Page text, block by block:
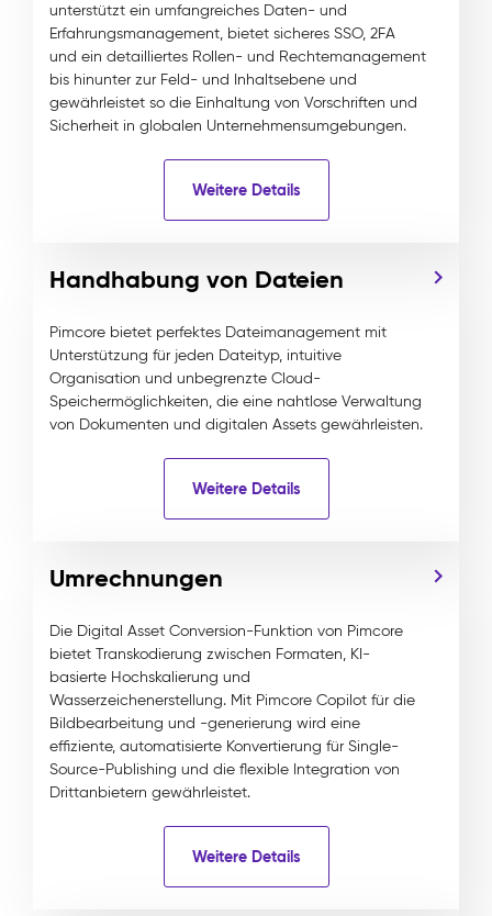
unterstützt ein umfangreiches Daten- und
Erfahrungsmanagement, bietet sicheres SSO, 2FA
und ein detailliertes Rollen- und Rechtemanagement
bis hinunter zur Feld- und Inhaltsebene und
gewährleistet so die Einhaltung von Vorschriften und
Sicherheit in globalen Unternehmensumgebungen.
Weitere Details
Handhabung von Dateien
Pimcore bietet perfektes Dateimanagement mit
Unterstützung für jeden Dateityp, intuitive
Organisation und unbegrenzte Cloud-
Speichermöglichkeiten, die eine nahtlose Verwaltung
von Dokumenten und digitalen Assets gewährleisten.
Weitere Details
Umrechnungen
Die Digital Asset Conversion-Funktion von Pimcore
bietet Transkodierung zwischen Formaten, KI-
basierte Hochskalierung und
Wasserzeichenerstellung. Mit Pimcore Copilot für die
Bildbearbeitung und -generierung wird eine
effiziente, automatisierte Konvertierung für Single-
Source-Publishing und die flexible Integration von
Drittanbietern gewährleistet.
Weitere Details